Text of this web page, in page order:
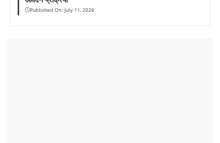
Published On: July 11, 2026